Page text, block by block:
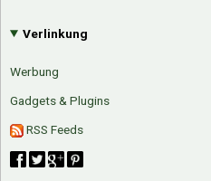
Verlinkung
Werbung
Gadgets & Plugins
RSS Feeds